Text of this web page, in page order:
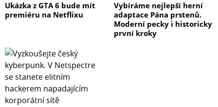
Ukázka z GTA 6 bude mít
premiéru na Netflixu
Vybíráme nejlepší herní
adaptace Pána prstenů.
Moderní pecky i historicky
první kroky